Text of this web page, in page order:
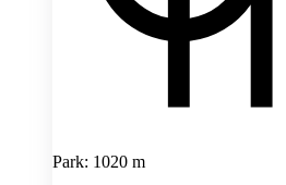
Park: 1020 m